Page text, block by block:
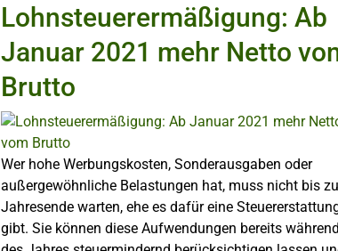
Lohnsteuerermäßigung: Ab
Januar 2021 mehr Netto
Brutto
Wer hohe Werbungskosten, Sonderausgaben oder
außergewöhnliche Belastungen hat, muss nicht bis
Jahresende warten, ehe es dafür eine
gibt. Sie können diese Aufwendungen bereits während